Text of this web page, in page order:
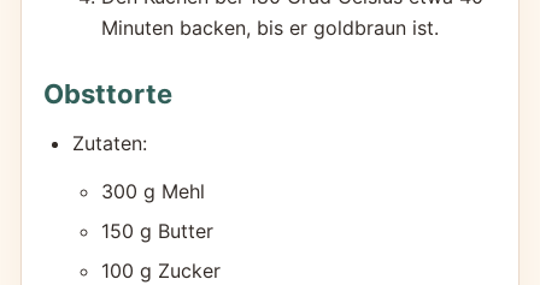
Minuten backen, bis er goldbraun ist.
Obsttorte
Zutaten:
300 g Mehl
150 g Butter
100 g Zucker